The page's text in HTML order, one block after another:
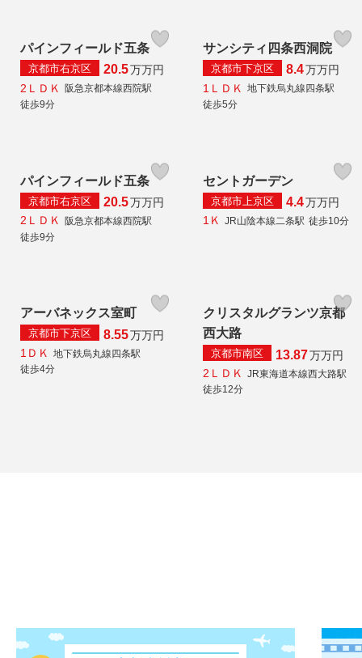
パインフィールド五条
京都市右京区 20.5万万円
2ＬＤＫ
阪急京都本線西院駅
徒歩9分
サンシティ四条西洞院
京都市下京区 8.4万万円
1ＬＤＫ
地下鉄烏丸線四条駅
徒歩5分
パインフィールド五条
京都市右京区 20.5万万円
2ＬＤＫ 阪急京都本線西院駅
徒歩9分
セントガーデン
京都市上京区 4.4万万円
1Ｋ JR山陰本線二条駅 徒歩10分
アーバネックス室町
京都市下京区 8.55万万円
1ＤＫ
地下鉄烏丸線四条駅
徒歩4分
クリスタルグランツ京都
西大路
京都市南区 13.87万万円
2ＬＤＫ
JR東海道本線西大路駅
徒歩12分